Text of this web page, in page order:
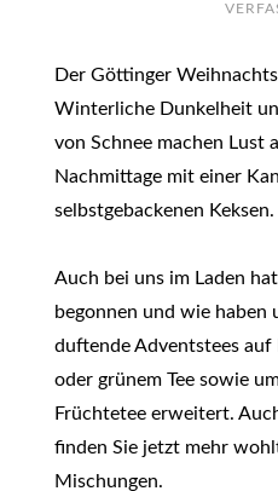
Der Göttinger
Winterliche Dunkelheit
von Schnee machen Lust
Nachmittage mit einer
selbstgebackenen Keksen.
Auch bei uns im Laden
begonnen und wie haben
duftende Adventstees auf
oder grünem Tee sowie
Früchtetee erweitert.
finden Sie jetzt mehr
Mischungen.